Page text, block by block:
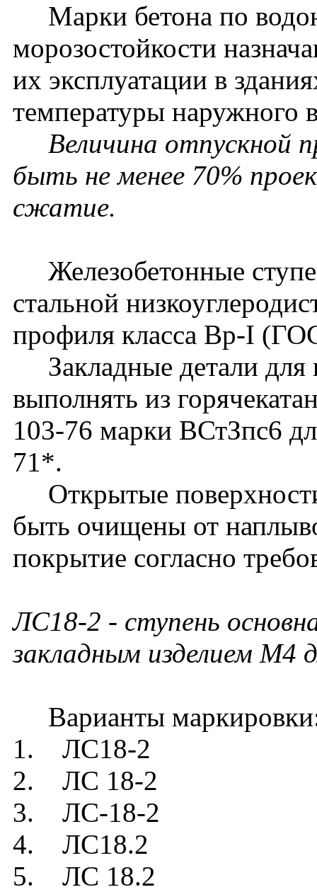
Марки бетона по
морозостойкости
их эксплуатации в
температуры наружного
Величина отпускной
быть не менее 70%
сжатие.
Железобетонные
стальной
профиля класса Вр-I
Закладные детали для
выполнять из
103-76 марки ВСтЗпс6
71*.
Открытые
быть очищены от
покрытие согласно
ЛС18-2 - ступень
закладным изделием М4
Варианты
1. ЛС18-2
2. ЛС 18-2
3. ЛС-18-2
4. ЛС18.2
5. ЛС 18.2